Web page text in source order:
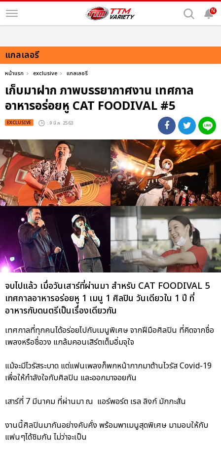
N
แกลเลอรี
หน้าแรก exclusive แกลเลอรี
เก็บมาฝาก ภาพบรรยากาศงาน เทศกาล
อาหารอร่อยหู CAT FOODIVAL #5
EXCLUSIVE : 9 มี.ค. 2563
จบไปแล้ว เมื่อวันเสาร์ที่ผ่านมา สำหรับ CAT FOODIVAL 5
เทศกาลอาหารอร่อยหู 1 เมนู 1 ศิลปิน วันเดียวใน 1 ปี ที่
อาหารกับดนตรีเป็นเรื่องเดียวกัน
เทศกาลที่ทุกคนได้อร่อยไปกับเมนูพิเศษ จากฝีมือศิลปิน ที่คิดจากชื่อ
เพลงหรือชื่อวง แกล้มคอนเสิร์ตเต็มอิ่มจุใจ
แม้จะมีไวรัสระบาด แต่แฟนเพลงก็พกหน้ากากมาต้านไวรัส Covid-19
เพื่อให้กำลังใจกับศิลปิน และออกมาจอยกัน
เสาร์ที่ 7 มีนาคม ที่ผ่านมา ณ แอร์พอร์ต เรล ลิงก์ มักกะสัน
งานนี้ศิลปินมากันอย่างคับคั่ง พร้อมพาเมนูสุดพิเศษ มามอบให้กับ
แฟนๆได้ชิมกัน ไม่ว่าจะเป็น